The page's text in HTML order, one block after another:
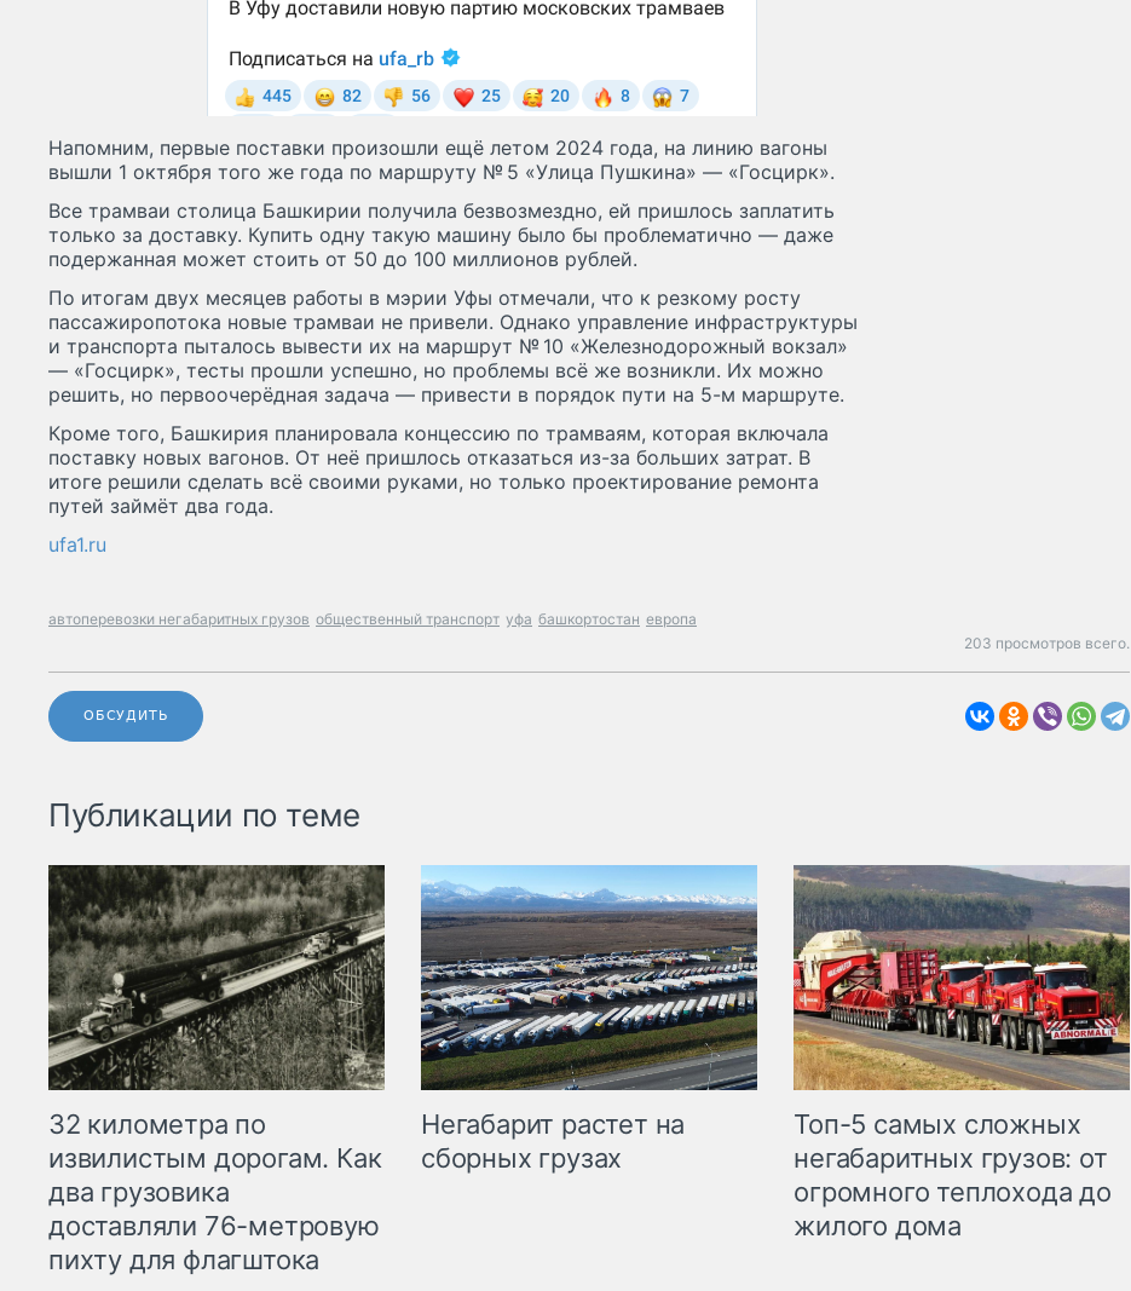
Напомним, первые поставки произошли ещё летом 2024 года, на линию вагоны
вышли 1 октября того же года по маршруту № 5 «Улица Пушкина» — «Госцирк».
Все трамваи столица Башкирии получила безвозмездно, ей пришлось заплатить
только за доставку. Купить одну такую машину было бы проблематично — даже
подержанная может стоить от 50 до 100 миллионов рублей.
По итогам двух месяцев работы в мэрии Уфы отмечали, что к резкому росту
пассажиропотока новые трамваи не привели. Однако управление инфраструктуры
и транспорта пыталось вывести их на маршрут № 10 «Железнодорожный вокзал»
— «Госцирк», тесты прошли успешно, но проблемы всё же возникли. Их можно
решить, но первоочерёдная задача — привести в порядок пути на 5-м маршруте.
Кроме того, Башкирия планировала концессию по трамваям, которая включала
поставку новых вагонов. От неё пришлось отказаться из-за больших затрат. В
итоге решили сделать всё своими руками, но только проектирование ремонта
путей займёт два года.
ufa1.ru
автоперевозки негабаритных грузов общественный транспорт уфа башкортостан европа
203 просмотров всего.
ОБСУДИТЬ
Публикации по теме
32 километра по
извилистым дорогам. Как
два грузовика
доставляли 76-метровую
пихту для флагштока
Негабарит растет на
сборных грузах
Топ-5 самых сложных
негабаритных грузов: от
огромного теплохода до
жилого дома